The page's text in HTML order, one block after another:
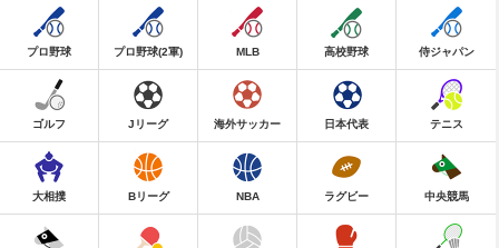
プロ野球 プロ野球(2軍) MLB 高校野球 侍ジャパン
ゴルフ Jリーグ 海外サッカー 日本代表 テニス
大相撲 Bリーグ NBA ラグビー 中央競馬